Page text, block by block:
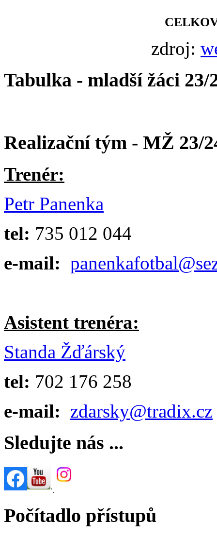
zdroj:
Tabulka - mladší žáci 23/
Realizační tým - MŽ 23/
Trenér:
Petr Panenka
tel: 735 012 044
e-mail:
Asistent trenéra:
Standa Žďárský
tel: 702 176 258
e-mail: zdarsky@tradix.cz
Sledujte nás ...
..
Počítadlo přístupů